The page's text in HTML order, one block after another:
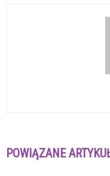
POWIĄZANE